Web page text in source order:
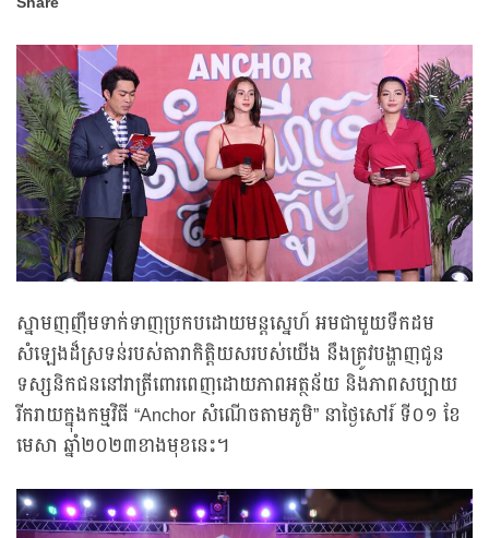
ស្នាមញញឹមទាក់ទាញប្រកបដោយមន្តស្នេហ៍ អមជាមួយទឹកដម
សំឡេងដ៏ស្រទន់របស់តារាកិត្តិយសរបស់យើង នឹងត្រូវបង្ហាញជូន
ទស្សនិកជននៅរាត្រីពោរពេញដោយភាពអត្ថន័យ និងភាពសប្បាយ
រីករាយក្នុងកម្មវិធី “Anchor សំណើចតាមភូមិ” នាថ្ងៃសៅរ៍ ទី០១ ខែ
មេសា ឆ្នាំ២០២៣ខាងមុខនេះ។